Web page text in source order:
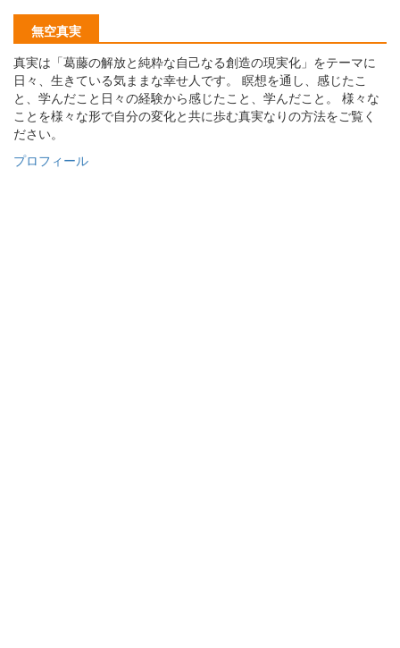
無空真実
真実は「葛藤の解放と純粋な自己なる創造の現実化」をテーマに
日々、生きている気ままな幸せ人です。 瞑想を通し、感じたこ
と、学んだこと日々の経験から感じたこと、学んだこと。 様々な
ことを様々な形で自分の変化と共に歩む真実なりの方法をご覧く
ださい。
プロフィール